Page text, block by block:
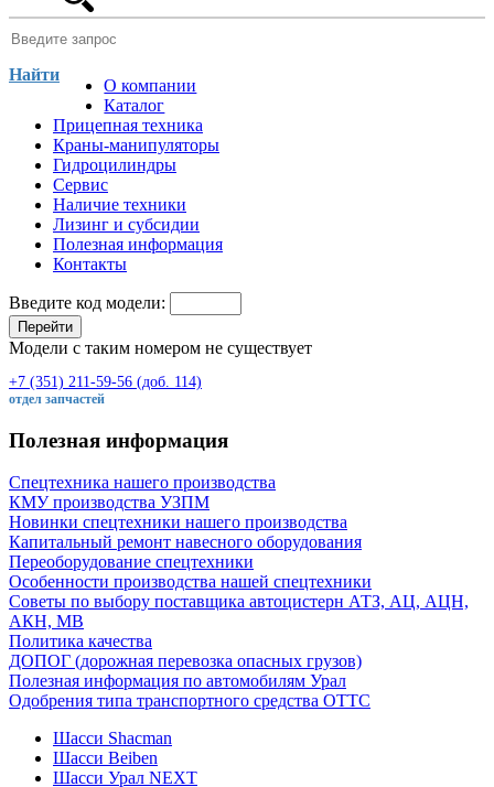
Найти
О компании
Каталог
Прицепная техника
Краны-манипуляторы
Гидроцилиндры
Сервис
Наличие техники
Лизинг и субсидии
Полезная информация
Контакты
Введите код модели:
Перейти
Модели с таким номером не существует
+7 (351) 211-59-56 (доб. 114)
отдел запчастей
Полезная информация
Спецтехника нашего производства
КМУ производства УЗПМ
Новинки спецтехники нашего производства
Капитальный ремонт навесного оборудования
Переоборудование спецтехники
Особенности производства нашей спецтехники
Советы по выбору поставщика автоцистерн АТЗ, АЦ, АЦН,
АКН, МВ
Политика качества
ДОПОГ (дорожная перевозка опасных грузов)
Полезная информация по автомобилям Урал
Одобрения типа транспортного средства ОТТС
Шасси Shacman
Шасси Beiben
Шасси Урал NEXT